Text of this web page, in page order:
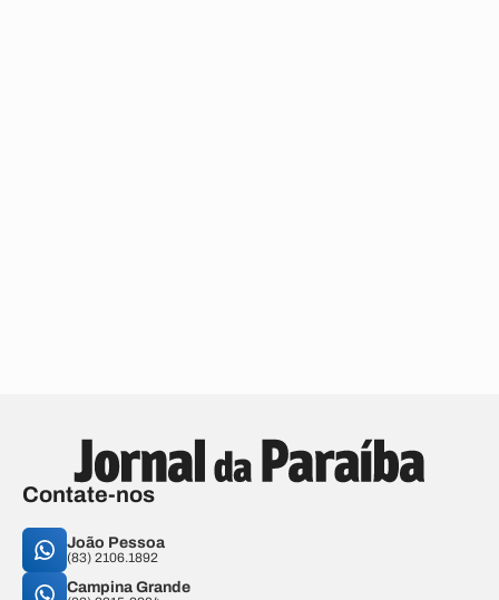
Contate-nos
João Pessoa
(83) 2106.1892
Campina Grande